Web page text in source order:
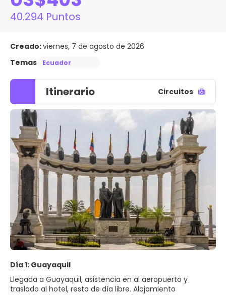
40.294 Puntos
Creado:viernes, 7 de agosto de 2026
Temas
Ecuador
Itinerario Circuitos
Día 1: Guayaquil
Llegada a Guayaquil, asistencia en al aeropuerto y
traslado al hotel, resto de día libre. Alojamiento